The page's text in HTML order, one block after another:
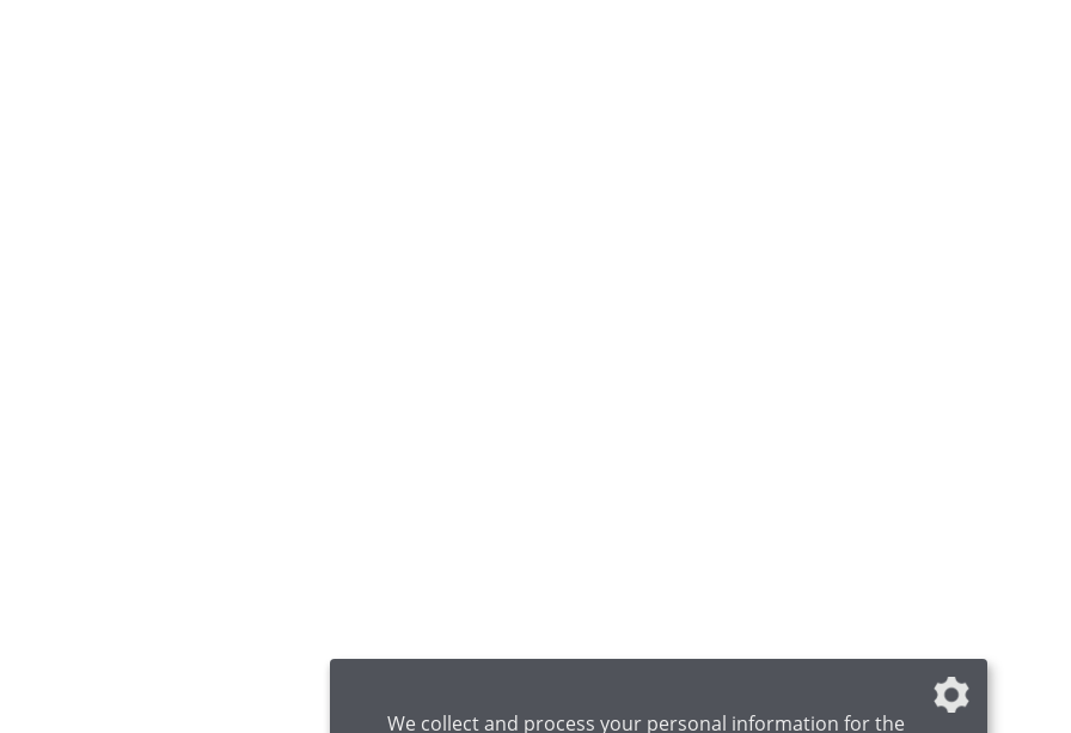
We collect and process your personal information for the